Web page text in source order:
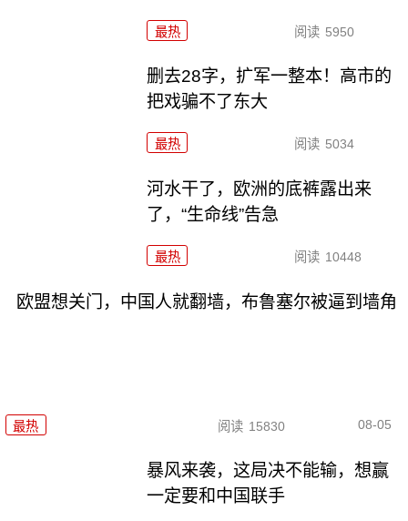
最热 阅读 5950
删去28字，扩军一整本！高市的
把戏骗不了东大
最热 阅读 5034
河水干了，欧洲的底裤露出来
了，“生命线”告急
最热 阅读 10448
欧盟想关门，中国人就翻墙，布鲁塞尔被逼到墙角
最热 阅读 15830 08-05
暴风来袭，这局决不能输，想赢
一定要和中国联手